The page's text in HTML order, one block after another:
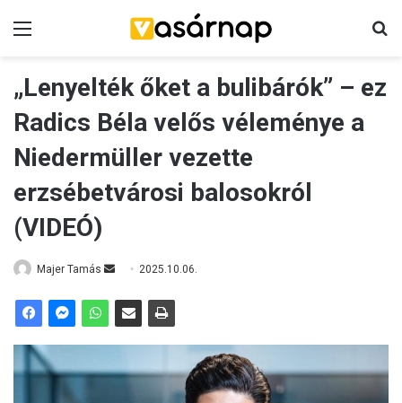
„Lenyelték őket a bulibárók” – ez
Radics Béla velős véleménye a
Niedermüller vezette
erzsébetvárosi balosokról
(VIDEÓ)
Majer Tamás
n
2025.10.06.